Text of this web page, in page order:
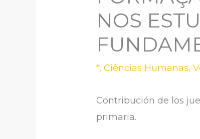
NOS
*,Ciências Humanas,
Contribución de los
primaria.